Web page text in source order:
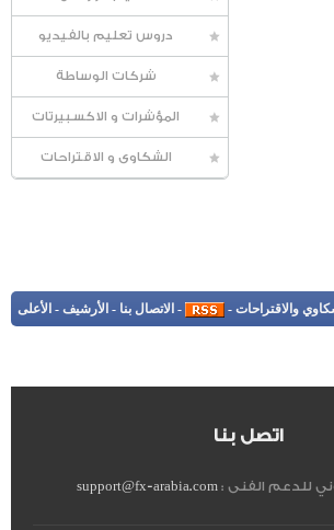
دروس تعليم بالفيديو
شركات الوساطة
المؤشرات و الاكسبيرتات
الشكاوى و الاقتراحات
والاقتراحات -
- الاتصال بنا - الأرشيف - الأعلى
اتصل بنا
للدعم الفنى :support@fx-arabia.com